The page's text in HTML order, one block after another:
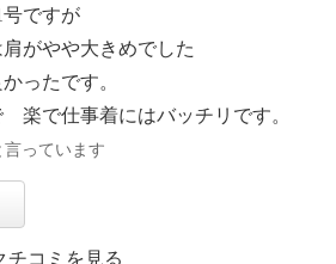
号ですが
がやや大きめでした
ったです。
で仕事着にはバッチリです。
っています
チコミを見る